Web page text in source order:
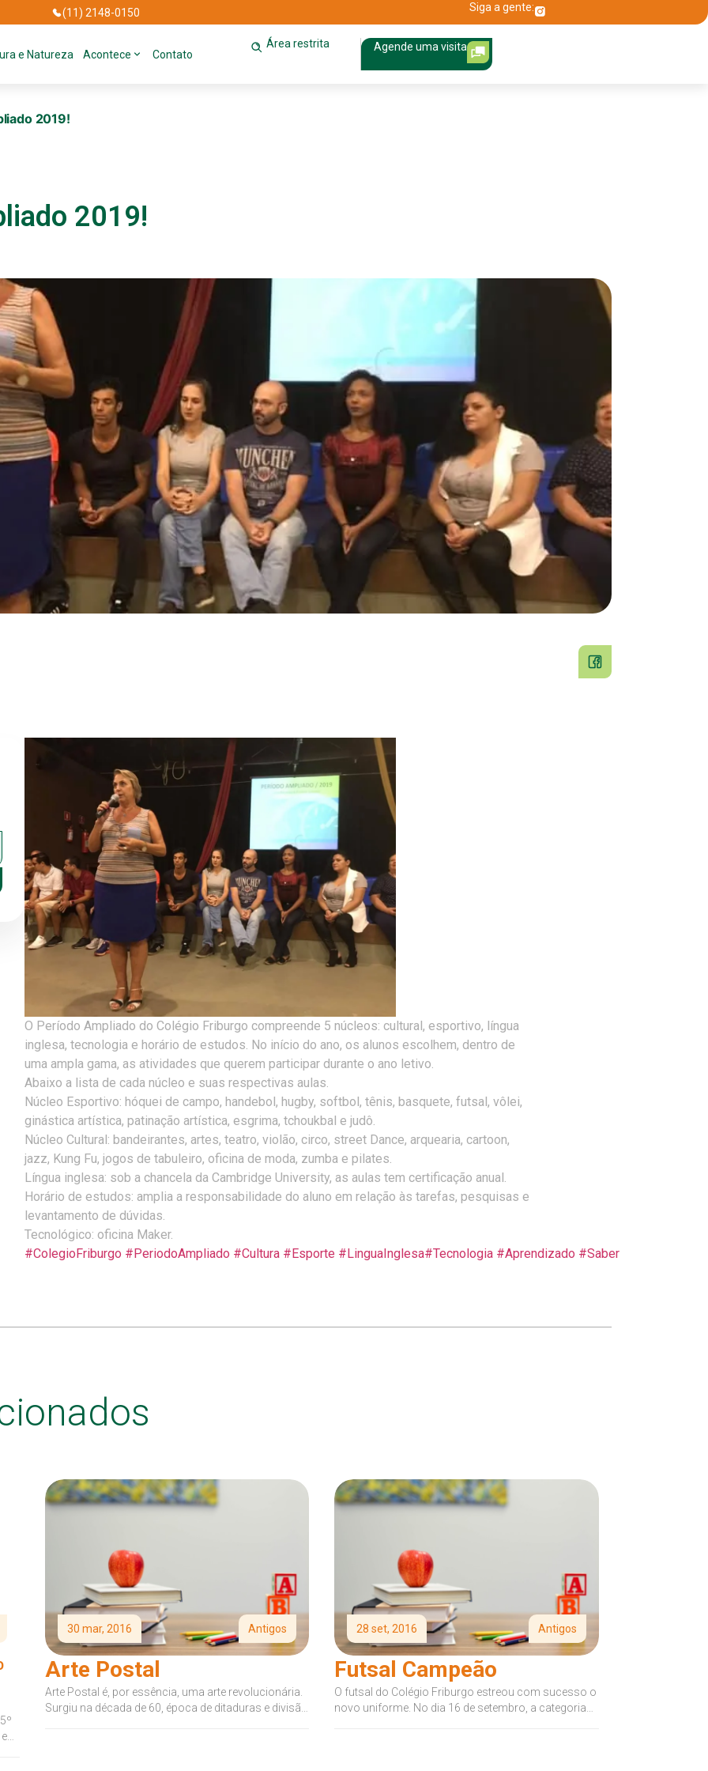
(11) 2148-0150 Siga a gente:
e Natureza Acontece Contato
Área restrita Agende uma visita
2019!
2019!
O Período Ampliado do Colégio Friburgo compreende 5 núcleos: cultural, esportivo, língua
inglesa, tecnologia e horário de estudos. No início do ano, os alunos escolhem, dentro de
uma ampla gama, as atividades que querem participar durante o ano letivo.
Abaixo a lista de cada núcleo e suas respectivas aulas.
Núcleo Esportivo: hóquei de campo, handebol, hugby, softbol, tênis, basquete, futsal, vôlei,
ginástica artística, patinação artística, esgrima, tchoukbal e judô.
Núcleo Cultural: bandeirantes, artes, teatro, violão, circo, street Dance, arquearia, cartoon,
jazz, Kung Fu, jogos de tabuleiro, oficina de moda, zumba e pilates.
Língua inglesa: sob a chancela da Cambridge University, as aulas tem certificação anual.
Horário de estudos: amplia a responsabilidade do aluno em relação às tarefas, pesquisas e
levantamento de dúvidas.
Tecnológico: oficina Maker.
#ColegioFriburgo #PeriodoAmpliado #Cultura #Esporte #LinguaInglesa#Tecnologia #Aprendizado #Saber
30 mar, 2016 Antigos
Arte Postal
Arte Postal é, por essência, uma arte revolucionária.
Surgiu na década de 60, época de ditaduras e divisão
28 set, 2016 Antigos
Futsal Campeão
O futsal do Colégio Friburgo estreou com sucesso o
novo uniforme. No dia 16 de setembro, a categoria